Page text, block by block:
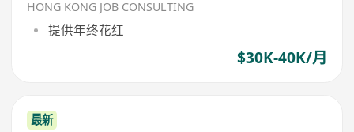
HONG KONG JOB CONSULTING
提供年终花红
$30K-40K/月
最新